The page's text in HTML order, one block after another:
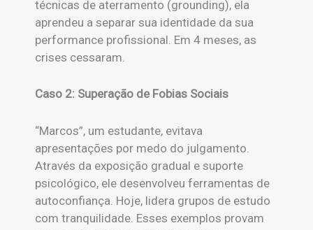
técnicas de aterramento (grounding), ela
aprendeu a separar sua identidade da sua
performance profissional. Em 4 meses, as
crises cessaram.
Caso 2: Superação de Fobias Sociais
“Marcos”, um estudante, evitava
apresentações por medo do julgamento.
Através da exposição gradual e suporte
psicológico, ele desenvolveu ferramentas de
autoconfiança. Hoje, lidera grupos de estudo
com tranquilidade. Esses exemplos provam